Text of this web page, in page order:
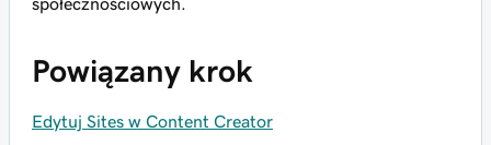
Powiązany krok
Edytuj Sites w Content Creator